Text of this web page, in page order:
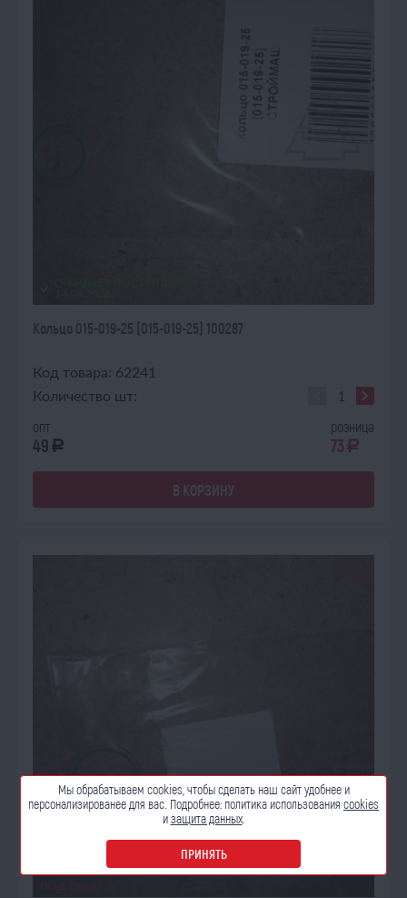
Кольцо 015-019-25 (015-019-25) 100287
Код товара: 62241
Количество шт:
опт
49 a
розница
73 a
В КОРЗИНУ
Мы обрабатываем cookies, чтобы сделать наш сайтудобнее и
персонализированее для вас. Подробнее: политика использования cookies
изащита данных.
ПРИНЯТЬ